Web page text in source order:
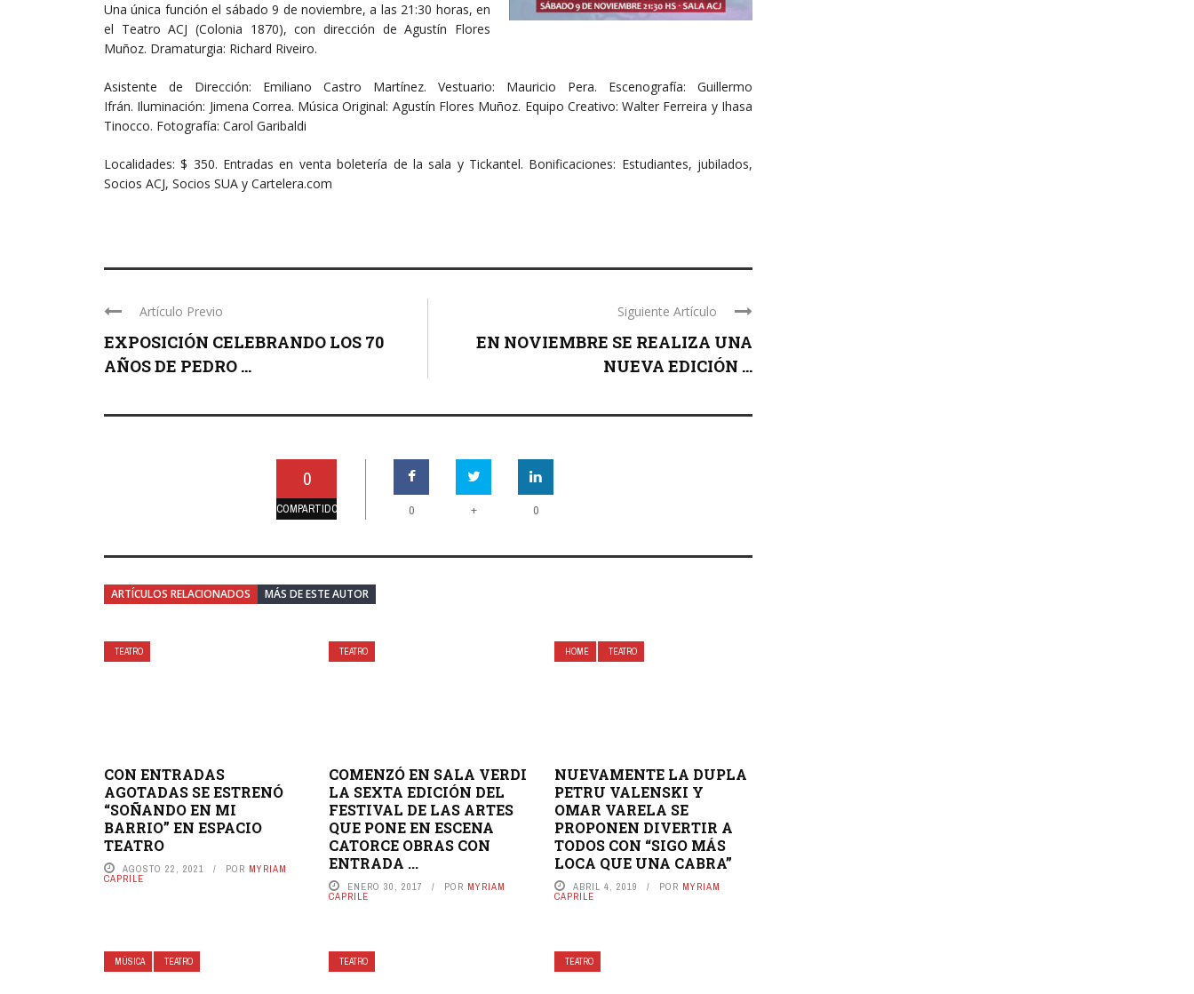
Una única función el sábado 9 de noviembre, a las 21:30 horas, en
el Teatro ACJ (Colonia 1870), con dirección de Agustín Flores
Muñoz. Dramaturgia: Richard Riveiro.
Asistente de Dirección: Emiliano Castro Martínez. Vestuario: Mauricio Pera. Escenografía: Guillermo
Ifrán. Iluminación: Jimena Correa. Música Original: Agustín Flores Muñoz. Equipo Creativo: Walter Ferreira y Ihasa
Tinocco. Fotografía: Carol Garibaldi
Localidades: $ 350. Entradas en venta boletería de la sala y Tickantel. Bonificaciones: Estudiantes, jubilados,
Socios ACJ, Socios SUA y Cartelera.com
Artículo Previo
EXPOSICIÓN CELEBRANDO LOS 70
AÑOS DE PEDRO ...
Siguiente Artículo
EN NOVIEMBRE SE REALIZA UNA
NUEVA EDICIÓN ...
0
COMPARTIDO 0 + 0
ARTÍCULOS RELACIONADOS MÁS DE ESTE AUTOR
TEATRO
CON ENTRADAS
AGOTADAS SE ESTRENÓ
“SOÑANDO EN MI
BARRIO” EN ESPACIO
TEATRO
AGOSTO 22, 2021 POR MYRIAM
CAPRILE
TEATRO
COMENZÓ EN SALA VERDI
LA SEXTA EDICIÓN DEL
FESTIVAL DE LAS ARTES
QUE PONE EN ESCENA
CATORCE OBRAS CON
ENTRADA ...
ENERO 30, 2017 POR MYRIAM
CAPRILE
HOME TEATRO
NUEVAMENTE LA DUPLA
PETRU VALENSKI Y
OMAR VARELA SE
PROPONEN DIVERTIR A
TODOS CON “SIGO MÁS
LOCA QUE UNA CABRA”
ABRIL 4, 2019 POR MYRIAM
CAPRILE
MÚSICA TEATRO TEATRO TEATRO